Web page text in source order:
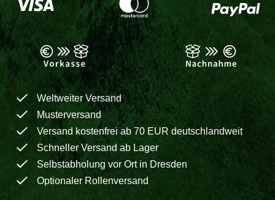
Weltweiter Versand
Musterversand
Versand kostenfrei ab 70 EUR deutschlandweit
Schneller Versand ab Lager
Selbstabholung vor Ort in Dresden
Optionaler Rollenversand